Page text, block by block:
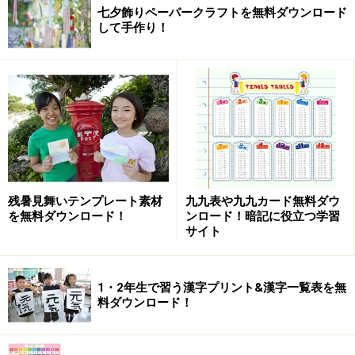
意されていますし、 インターネット環境をお持ちの皆様
は、公式サイトから ソフトの成績をアップロードして競
うネットワーク大会にも参加できるので、挑戦してみて
くださいね。
全アトラクションに出題文を大文字アルファベット表示
する「おこさまモード」つきなので、 小学生のお子さん
でも楽しく練習できるでしょう。
グラフィックもPostPetの可愛らしさが良く出ていて、
ご兄弟やご家族が挑戦している様子をそばで見ているだ
初心者から上級者まで、幅広いレベルに対応したタイピ
ングソフトをお探しの方にオススメです。
収録内容や対応OSは次ページ >>
七夕飾りペーパークラフトを無料ダウンロード
して手作り！
残暑見舞いテンプレート素材
を無料ダウンロード！
九九表や九九カード無料ダウ
ンロード！暗記に役立つ学習
サイト
1・2年生で習う漢字プリント&漢字一覧表を無
料ダウンロード！